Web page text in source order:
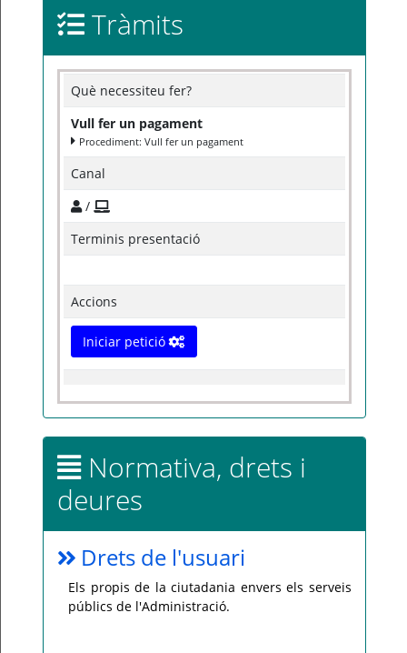
Tràmits
Què necessiteu fer?
Vull fer un pagament
Procediment: Vull fer un pagament
Canal
/
Terminis presentació
Accions
Iniciar petició
Normativa, drets i
deures
Drets de l'usuari
Els propis de la ciutadania envers els serveis
públics de l'Administració.